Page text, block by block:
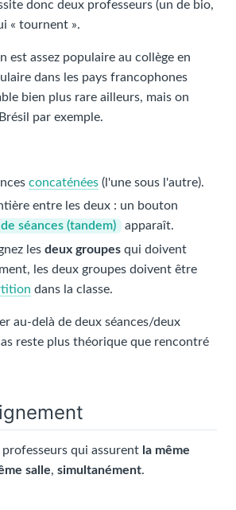
donc deux professeurs (un de bio,
« tournent ».
est assez populaire au collège en
dans les pays francophones
bien plus rare ailleurs, mais on
par exemple.
concaténées (l'une sous l'autre).
entre les deux : un bouton
séances (tandem)
apparaît.
lesdeux groupes qui doivent
les deux groupes doivent être
dans la classe.
au-delà de deux séances/deux
reste plus théorique que rencontré
qui assurent la même
salle, simultanément.